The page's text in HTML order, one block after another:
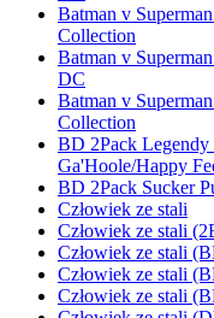
Batman v
Collection
Batman v
DC
Batman v
Collection
BD 2Pack Legendy
Ga'Hoole/Happy
BD 2Pack Sucker
Człowiek ze stali
Człowiek ze stali
Człowiek ze stali
Człowiek ze stali
Człowiek ze stali